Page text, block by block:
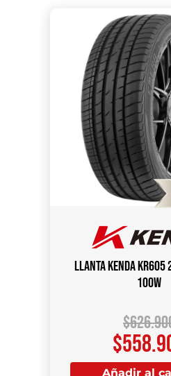
Llanta KENDA KR605
100W
$
$
Añadir al